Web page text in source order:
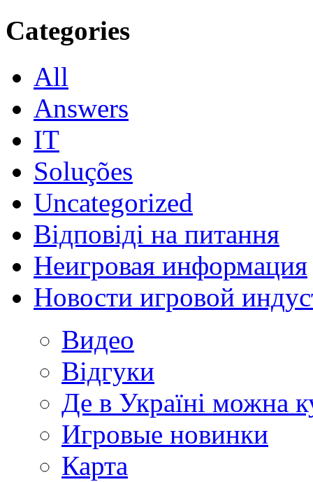
Categories
All
Answers
IT
Soluções
Uncategorized
Відповіді на питання
Неигровая информация
Новости игровой
Видео
Відгуки
Де в Україні можна
Игровые новинки
Карта